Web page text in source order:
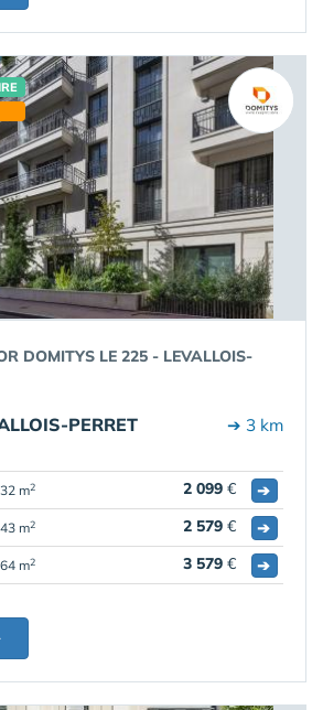
DOMITYS LE 225 - LEVALLOIS-
PERRET ➔ 3 km
32 m2 2 099 €
➔
43 m2 2 579 €
➔
64 m2 3 579 € ➔